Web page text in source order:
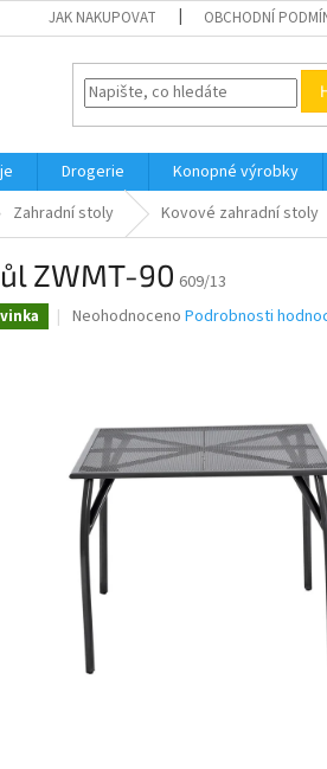
JAK NAKUPOVAT OBCHODNÍ
Drogerie Konopné výrobky
Zahradní stoly Kovové zahradní stoly
ZWMT-90 609/13
Průměrné
hvězdiček.
Neohodnoceno Podrobnosti